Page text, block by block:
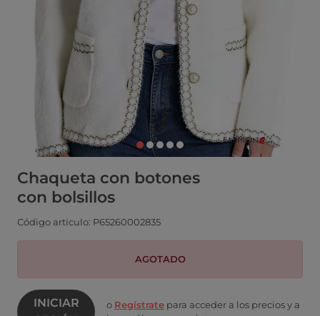
Chaqueta con botones
con bolsillos
Código artículo: P65260002835
AGOTADO
INICIAR
o Regístrate para acceder a los precios y a